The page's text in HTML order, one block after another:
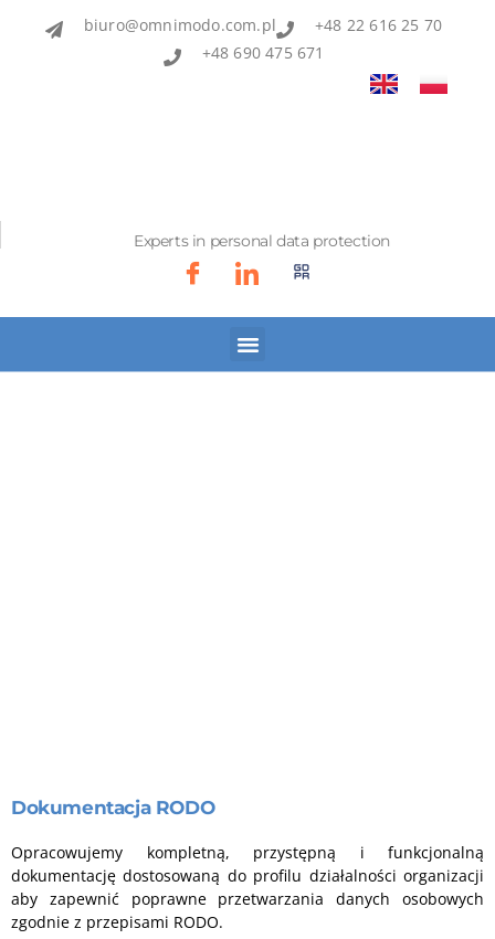
biuro@omnimodo.com.pl
+48 22 616 25 70
+48 690 475 671
Experts in personal data protection
Dokumentacja RODO
Opracowujemy kompletną, przystępną i funkcjonalną
dokumentację dostosowaną do profilu działalności organizacji
aby zapewnić poprawne przetwarzania danych osobowych
zgodnie z przepisami RODO.